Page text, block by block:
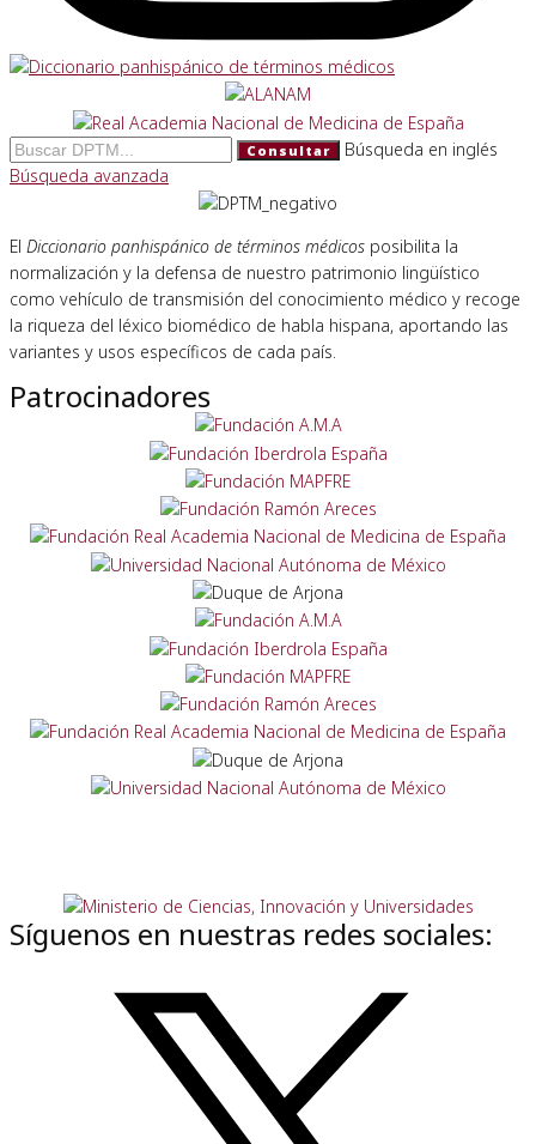
Consultar
Búsqueda en inglés
Búsqueda avanzada
El Diccionario panhispánico de términos médicos posibilita la
normalización y la defensa de nuestro patrimonio lingüístico
como vehículo de transmisión del conocimiento médico y recoge
la riqueza del léxico biomédico de habla hispana, aportando las
variantes y usos específicos de cada país.
Patrocinadores
Síguenos en nuestras redes sociales: